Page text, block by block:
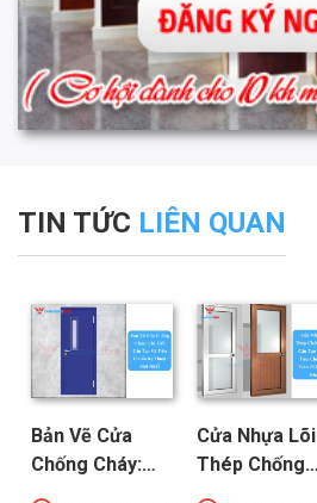
TIN TỨC LIÊN QUAN
Bản Vẽ Cửa
Chống Cháy:
Chi Tiết Cấu
Cửa Nhựa Lõi
Thép Chống
Cháy: Cấu Tạo